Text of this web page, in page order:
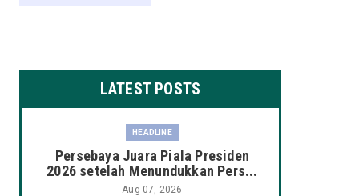
LATEST POSTS
HEADLINE
Persebaya Juara Piala Presiden
2026 setelah Menundukkan Pers...
Aug 07, 2026